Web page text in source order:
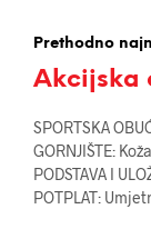
Prethodno
Akcijska
SPORTSKA
GORNJIŠTE: Koža
PODSTAVA I
POTPLAT: